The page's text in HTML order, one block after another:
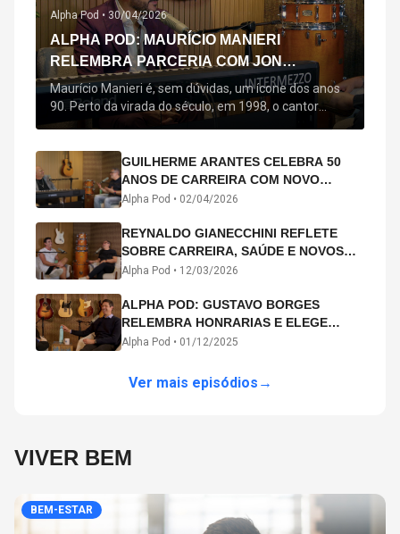
Alpha Pod • 30/04/2026
ALPHA POD: MAURÍCIO MANIERI
RELEMBRA PARCERIA COM JON
SECADA, ORIGEM DE "BEM QUERER" E
MAIS
Maurício Manieri é, sem dúvidas, um ícone dos anos
90. Perto da virada do século, em 1998, o cantor
estreou oficialmente com o seu primeiro disco, "A
acompanham até hoje, quase trinta anos mais tarde:
"Bem Querer" e "Minha Menina". Em 2026, o astro
segue com o […]
GUILHERME ARANTES CELEBRA 50
ANOS DE CARREIRA COM NOVO
ÁLBUM INTERDIMENSIONAL E TURNÊ
Alpha Pod • 02/04/2026
REYNALDO GIANECCHINI REFLETE
SOBRE CARREIRA, SAÚDE E NOVOS
CAMINHOS ARTÍSTICOS NO ALPHA
Alpha Pod • 12/03/2026
ALPHA POD: GUSTAVO BORGES
RELEMBRA HONRARIAS E ELEGE
MICHAEL PHELPS O MAIOR ATLETA DA
Alpha Pod • 01/12/2025
Ver mais episódios →
VIVER BEM
BEM-ESTAR